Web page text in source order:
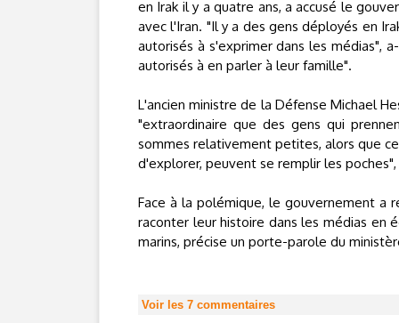
en Irak il y a quatre ans, a accusé le
avec l'Iran. "Il y a des gens déployés en
autorisés à s'exprimer dans les médias",
autorisés à en parler à leur famille".
L'ancien ministre de la Défense Michael
"extraordinaire que des gens qui
sommes relativement petites, alors que
d'explorer, peuvent se remplir les
Face à la polémique, le gouvernement a
raconter leur histoire dans les médias en
marins, précise un porte-parole du
Voir les 7 commentaires